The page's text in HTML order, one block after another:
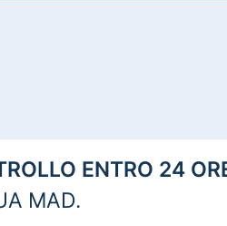
ENTRO 24
MAD.